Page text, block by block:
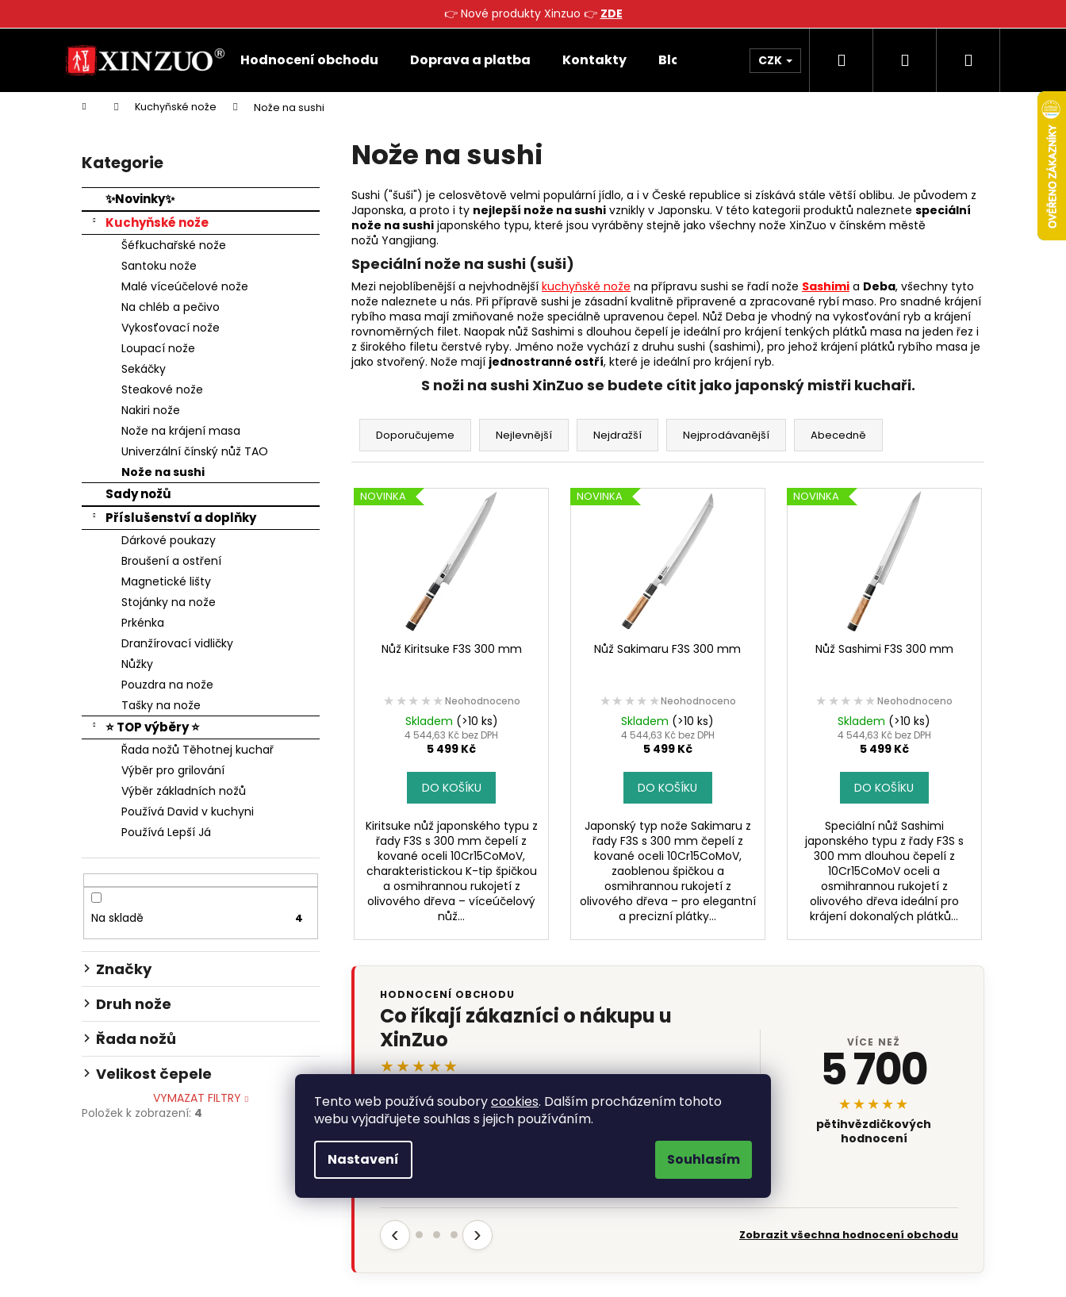
👉 Nové produkty Xinzuo 👉 ZDE
Tento web používá souborycookies. Dalším procházením tohoto
webu vyjadřujete souhlas s jejich používáním.
Nastavení Souhlasím
Hodnocení obchodu Doprava a platba Kontakty Blog CZK Hledat PřihlášeníNákupní
Domů Kuchyňské nože Nože na sushi
Přeskočit
kategorie
Kategorie
✨Novinky✨
Kuchyňské nože
Šéfkuchařské nože
Santoku nože
Malé víceúčelové nože
Na chléb a pečivo
Vykosťovací nože
Loupací nože
Sekáčky
Steakové nože
Nakiri nože
Nože na krájení masa
Univerzální čínský nůž TAO
Nože na sushi
Sady nožů
Příslušenství a doplňky
Dárkové poukazy
Broušení a ostření
Magnetické lišty
Stojánky na nože
Prkénka
Dranžírovací vidličky
Nůžky
Pouzdra na nože
Tašky na nože
⭐ TOP výběry ⭐
Řada nožů Těhotnej kuchař
Výběr pro grilování
Výběr základních nožů
Používá David v kuchyni
Používá Lepší Já
Na skladě 4
Značky
Druh nože
Řada nožů
Velikost čepele
VYMAZAT FILTRY
Položek k zobrazení: 4
Nože na sushi
Sushi ("šuši") je celosvětově velmi populární jídlo, a i v České republice si získává stále větší oblibu. Je původem z
Japonska, a proto i ty nejlepší nože na sushi vznikly v Japonsku. V této kategorii produktů naleznete speciální
nože na sushi japonského typu, které jsou vyráběny stejně jako všechny nože XinZuo v čínském městě
nožů Yangjiang.
Speciální nože na sushi (suši)
Mezi nejoblíbenější a nejvhodnější kuchyňské nože na přípravu sushi se řadí nože Sashimi a Deba, všechny tyto
nože naleznete u nás. Při přípravě sushi je zásadní kvalitně připravené a zpracované rybí maso. Pro snadné krájení
rybího masa mají zmiňované nože speciálně upravenou čepel. Nůž Deba je vhodný na vykosťování ryb a krájení
rovnoměrných filet. Naopak nůž Sashimi s dlouhou čepelí je ideální pro krájení tenkých plátků masa na jeden řez i
z širokého filetu čerstvé ryby. Jméno nože vychází z druhu sushi (sashimi), pro jehož krájení plátků rybího masa je
jako stvořený. Nože mají jednostranné ostří, které je ideální pro krájení ryb.
S noži na sushi XinZuo se budete cítit jako japonský mistři kuchaři.
Ř
z
n
Doporučujeme Nejlevnější Nejdražší Nejprodávanější Abecedně
V
ýNOVINKA
Nůž Kiritsuke F3S 300 mm
★★★★★
★★★★★ Neohodnoceno
Skladem (>10 ks)
4 544,63 Kč bez DPH
5 499 Kč
DO KOŠÍKU
Kiritsuke nůž japonského typu z
řady F3S s 300 mm čepelí z
kované oceli 10Cr15CoMoV,
charakteristickou K-tip špičkou
a osmihrannou rukojetí z
olivového dřeva – víceúčelový
nůž...
NOVINKA
Nůž Sakimaru F3S 300 mm
★★★★★
★★★★★Neohodnoceno
Skladem (>10 ks)
4 544,63 Kč bez DPH
5 499 Kč
DO KOŠÍKU
Japonský typ nože Sakimaru z
řady F3S s 300 mm čepelí z
kované oceli 10Cr15CoMoV,
zaoblenou špičkou a
osmihrannou rukojetí z
olivového dřeva – pro elegantní
a precizní plátky...
NOVINKA
Nůž Sashimi F3S 300 mm
★★★★★
★★★★★ Neohodnoceno
Skladem (>10 ks)
4 544,63 Kč bez DPH
5 499 Kč
DO KOŠÍKU
Speciální nůž Sashimi
japonského typu z řady F3S s
300 mm dlouhou čepelí z
10Cr15CoMoV oceli a
osmihrannou rukojetí z
olivového dřeva ideální pro
krájení dokonalých plátků...
HODNOCENÍ OBCHODU
Co říkají zákazníci o nákupu u
XinZuo
★★★★★
„bezproblemový nákup, jeden den objednáte
druhý den ho máte doma, obchod doporučuji“
KR
VÍCE NEŽ
5 700
★★★★★
pětihvězdičkových
hodnocení
‹ › Zobrazit všechna hodnocení obchodu
o
k Co potřebujete najít?
Doporučujeme